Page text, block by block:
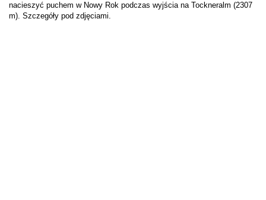
nacieszyć puchem w Nowy Rok podczas wyjścia na Tockneralm (2307
m). Szczegóły pod zdjęciami.